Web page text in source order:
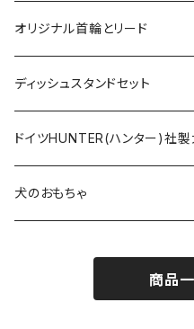
オリジナルロングリード
オリジナル首輪とリード
ロープとヌメ革の首輪とリード
ヌメ革の首輪とリード
アニリンレザーの首輪とリード
ディッシュスタンドセット
無垢の木とステンレスのディッ
超小型犬〜中型犬サイズ
無垢の木と陶器のディッシュスタ
大型犬〜超大型犬向けサイズ
ドイツHUNTER(ハンター)社製
HUNTER(ハンター）社製首輪
HUNTER（ハンター）社製スリ
犬のおもちゃ
ボールのおもちゃ
商品